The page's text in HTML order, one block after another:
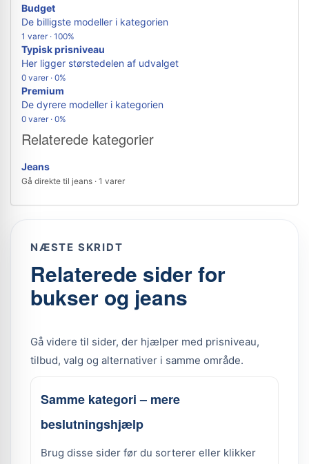
Budget
De billigste modeller i kategorien
1 varer · 100%
Typisk prisniveau
Her ligger størstedelen af udvalget
0 varer · 0%
Premium
De dyrere modeller i kategorien
0 varer · 0%
Relaterede kategorier
Jeans
Gå direkte til jeans · 1 varer
NÆSTE SKRIDT
Relaterede sider for
bukser og jeans
Gå videre til sider, der hjælper med prisniveau,
tilbud, valg og alternativer i samme område.
Samme kategori – mere
beslutningshjælp
Brug disse sider før du sorterer eller klikker